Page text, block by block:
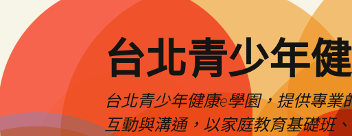
台北青少年
台北青少年健康e學園，提供專
互動與溝通，以家庭教育基礎班